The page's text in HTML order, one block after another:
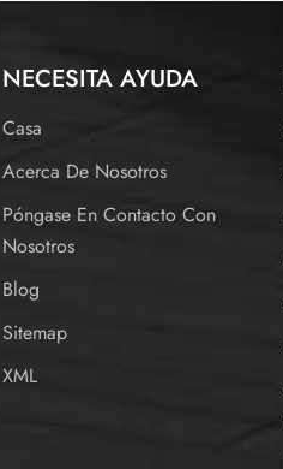
NECESITA AYUDA
Casa
Acerca De Nosotros
Póngase En Contacto Con
Nosotros
Blog
Sitemap
XML